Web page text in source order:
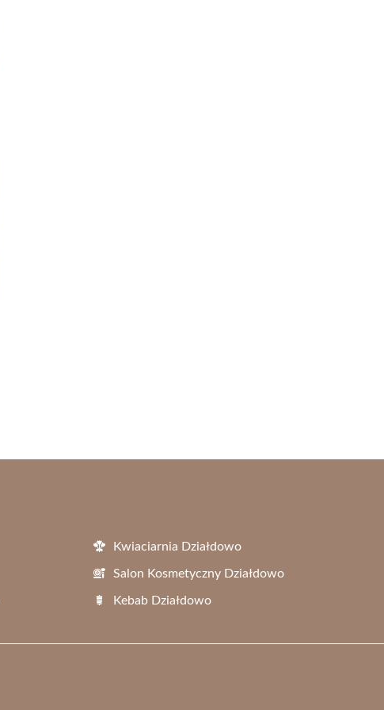
Kwiaciarnia Działdowo
Salon Kosmetyczny Działdowo
Kebab Działdowo